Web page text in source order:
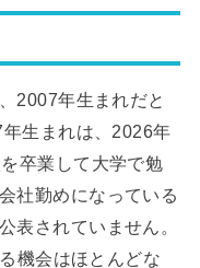
2007年生まれだと
生まれは、2026年
卒業して大学で勉
社勤めになっている
表されていません。
機会はほとんどな